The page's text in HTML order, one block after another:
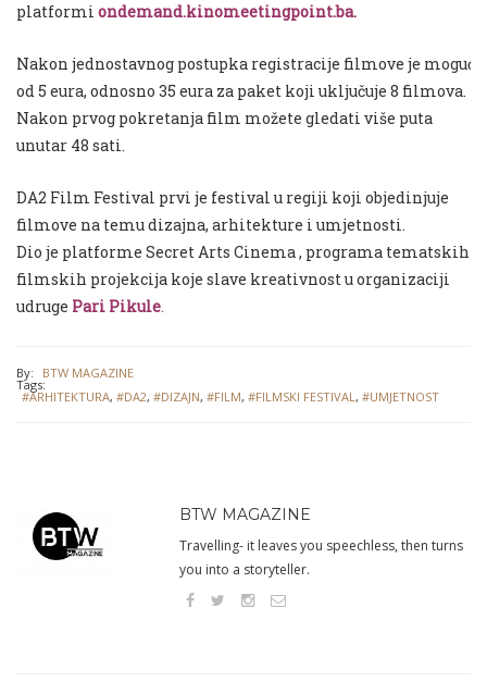
platformi ondemand.kinomeetingpoint.ba.
Nakon jednostavnog postupka registracije filmove je moguć
od 5 eura, odnosno 35 eura za paket koji uključuje 8 filmova.
Nakon prvog pokretanja film možete gledati više puta
unutar 48 sati.
DA2 Film Festival prvi je festival u regiji koji objedinjuje
filmove na temu dizajna, arhitekture i umjetnosti.
Dio je platforme Secret Arts Cinema , programa tematskih
filmskih projekcija koje slave kreativnost u organizaciji
udruge Pari Pikule.
By: BTW MAGAZINE
Tags:
#ARHITEKTURA, #DA2, #DIZAJN, #FILM, #FILMSKI FESTIVAL , #UMJETNOST
BTW MAGAZINE
Travelling- it leaves you speechless, then turns
you into a storyteller.